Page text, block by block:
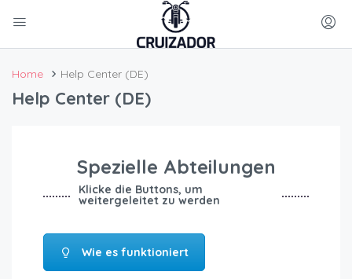
Home Help Center (DE)
Help Center (DE)
Spezielle Abteilungen
Klicke die Buttons, um
weitergeleitet zu werden
Wie es funktioniert